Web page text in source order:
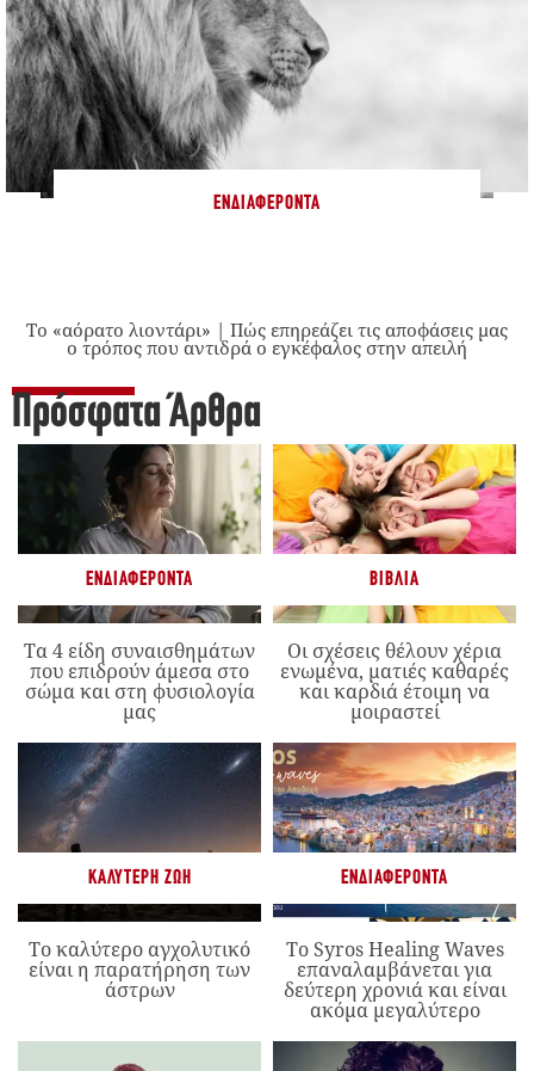
ΕΝΔΙΑΦΈΡΟΝΤΑ
Το «αόρατο λιοντάρι» | Πώς επηρεάζει τις αποφάσεις μας
ο τρόπος που αντιδρά ο εγκέφαλος στην απειλή
Πρόσφατα Άρθρα
ΕΝΔΙΑΦΈΡΟΝΤΑ
Τα 4 είδη συναισθημάτων
που επιδρούν άμεσα στο
σώμα και στη φυσιολογία
μας
ΒΙΒΛΊΑ
Οι σχέσεις θέλουν χέρια
ενωμένα, ματιές καθαρές
και καρδιά έτοιμη να
μοιραστεί
ΚΑΛΎΤΕΡΗ ΖΩΉ
Το καλύτερο αγχολυτικό
είναι η παρατήρηση των
άστρων
ΕΝΔΙΑΦΈΡΟΝΤΑ
Το Syros Healing Waves
επαναλαμβάνεται για
δεύτερη χρονιά και είναι
ακόμα μεγαλύτερο